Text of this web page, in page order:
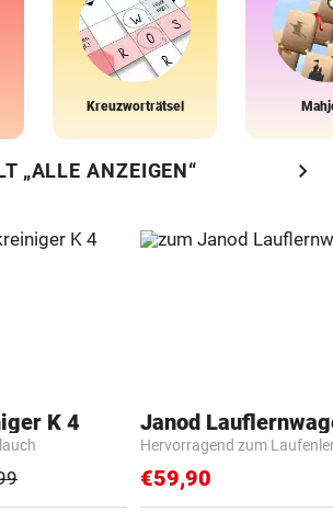
Kreuzworträtsel
„ALLE ANZEIGEN“ chevron_right
K 4 Janod
Hervorragend zum
€59,90